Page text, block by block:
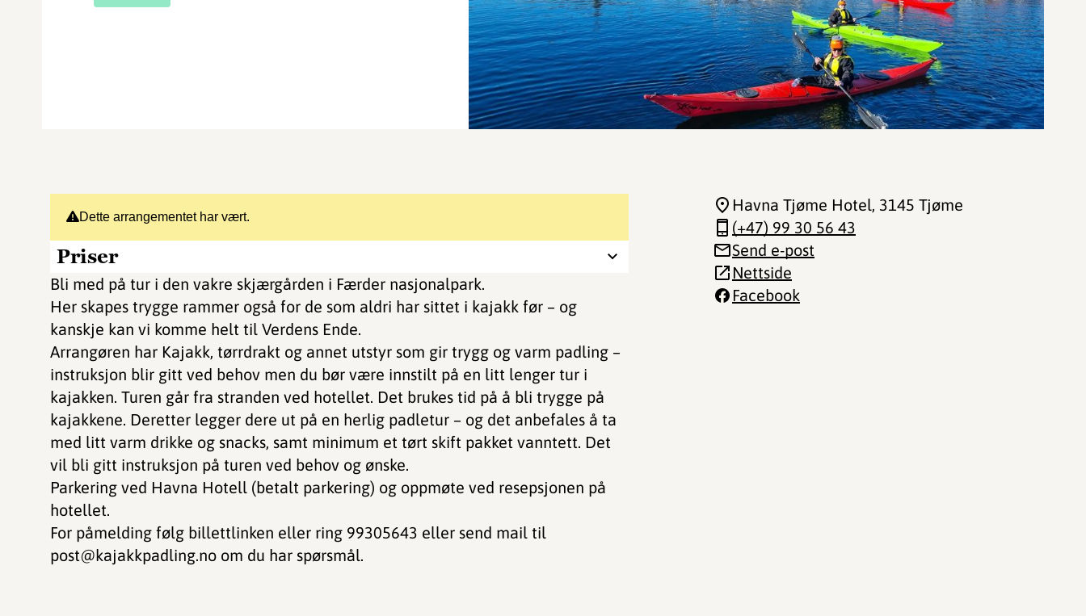
Dette arrangementet har vært.
Priser
Bli med på tur i den vakre skjærgården i Færder nasjonalpark.
Her skapes trygge rammer også for de som aldri har sittet i kajakk før – og
kanskje kan vi komme helt til Verdens Ende.
Arrangøren har Kajakk, tørrdrakt og annet utstyr som gir trygg og varm padling –
instruksjon blir gitt ved behov men du bør være innstilt på en litt lenger tur i
kajakken. Turen går fra stranden ved hotellet. Det brukes tid på å bli trygge på
kajakkene. Deretter legger dere ut på en herlig padletur – og det anbefales å ta
med litt varm drikke og snacks, samt minimum et tørt skift pakket vanntett. Det
vil bli gitt instruksjon på turen ved behov og ønske.
Parkering ved Havna Hotell (betalt parkering) og oppmøte ved resepsjonen på
hotellet.
For påmelding følg billettlinken eller ring 99305643 eller send mail til
post@kajakkpadling.no om du har spørsmål.
Havna Tjøme Hotel, 3145 Tjøme
(+47) 99 30 56 43
Send e-post
Nettside
Facebook